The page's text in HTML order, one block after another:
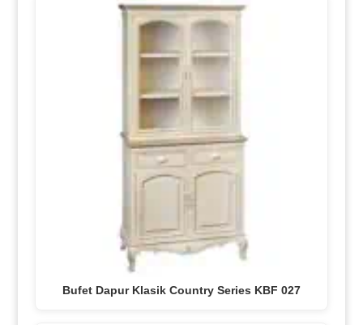
Bufet Dapur Klasik Country Series KBF 027